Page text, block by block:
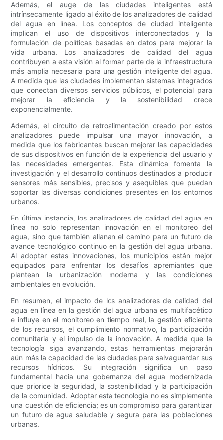
Además, el auge de las ciudades inteligentes está
intrínsecamente ligado al éxito de los analizadores de calidad
del agua en línea. Los conceptos de ciudad inteligente
implican el uso de dispositivos interconectados y la
formulación de políticas basadas en datos para mejorar la
vida urbana. Los analizadores de calidad del agua
contribuyen a esta visión al formar parte de la infraestructura
más amplia necesaria para una gestión inteligente del agua.
A medida que las ciudades implementan sistemas integrados
que conectan diversos servicios públicos, el potencial para
mejorar la eficiencia y la sostenibilidad crece
exponencialmente.
Además, el circuito de retroalimentación creado por estos
analizadores puede impulsar una mayor innovación, a
medida que los fabricantes buscan mejorar las capacidades
de sus dispositivos en función de la experiencia del usuario y
las necesidades emergentes. Esta dinámica fomenta la
investigación y el desarrollo continuos destinados a producir
sensores más sensibles, precisos y asequibles que puedan
soportar las diversas condiciones presentes en los entornos
urbanos.
En última instancia, los analizadores de calidad del agua en
línea no solo representan innovación en el monitoreo del
agua, sino que también allanan el camino para un futuro de
avance tecnológico continuo en la gestión del agua urbana.
Al adoptar estas innovaciones, los municipios están mejor
equipados para enfrentar los desafíos apremiantes que
plantean la urbanización moderna y las condiciones
ambientales en evolución.
En resumen, el impacto de los analizadores de calidad del
agua en línea en la gestión del agua urbana es multifacético
e influye en el monitoreo en tiempo real, la gestión eficiente
de los recursos, el cumplimiento normativo, la participación
comunitaria y el impulso de la innovación. A medida que la
tecnología siga avanzando, estas herramientas mejorarán
aún más la capacidad de las ciudades para salvaguardar sus
recursos hídricos. Su integración significa un paso
fundamental hacia una gobernanza del agua modernizada
que priorice la seguridad, la sostenibilidad y la participación
de la comunidad. Adoptar esta tecnología no es simplemente
una cuestión de eficiencia; es un compromiso para garantizar
un futuro de agua saludable y segura para las poblaciones
urbanas.